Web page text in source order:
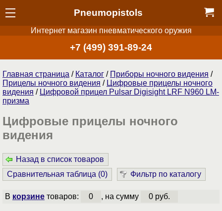
Pneumopistols
Интернет магазин пневматического оружия
+7 (499) 391-89-24
Главная страница / Каталог / Приборы ночного видения /
Прицелы ночного видения / Цифровые прицелы ночного
видения / Цифровой прицел Pulsar Digisight LRF N960 LM-
призма
Цифровые прицелы ночного
видения
Назад в список товаров
Сравнительная таблица (0) Фильтр по каталогу
В корзинетоваров: 0 , на сумму 0 руб.